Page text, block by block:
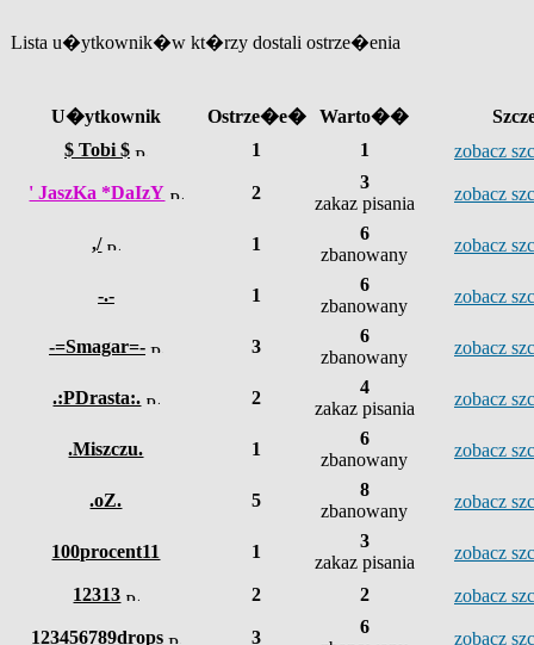
Lista u�ytkownik�w kt�rzy dostali ostrze�enia
U�ytkownik Ostrze�e� Warto��
$ Tobi $
1 1 zobacz
' JaszKa *DaIzY 2
3
zakaz pisania
zobacz
,/ 1
6
zbanowany
zobacz
-.- 1
6
zbanowany
zobacz
-=Smagar=- 3
6
zbanowany
zobacz
.:PDrasta:. 2
4
zakaz pisania
zobacz
.Miszczu. 1
6
zbanowany
zobacz
.oZ. 5
8
zbanowany
zobacz
100procent11 1
3
zakaz pisania
zobacz
12313 2 2 zobacz
123456789drops 3
6
zobacz